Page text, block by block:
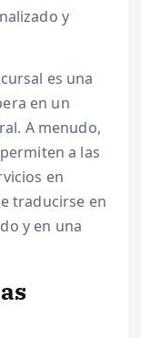
y
es una
en un
A menudo,
a las
en
traducirse en
y en una